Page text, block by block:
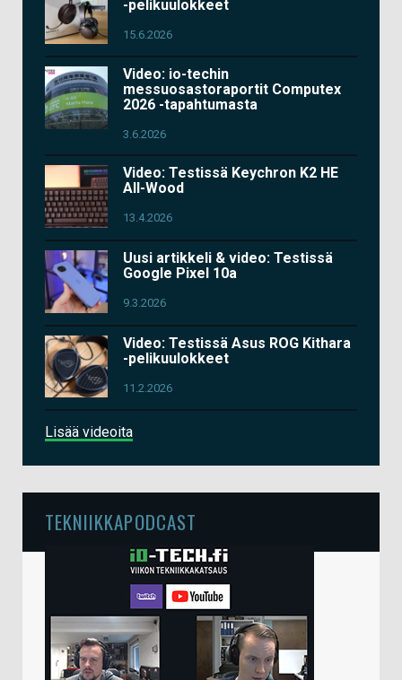
-pelikuulokkeet
15.6.2026
Video: io-techin
messuosastoraportit Computex
2026 -tapahtumasta
3.6.2026
Video: Testissä Keychron K2 HE
All-Wood
13.4.2026
Uusi artikkeli & video: Testissä
Google Pixel 10a
9.3.2026
Video: Testissä Asus ROG Kithara
-pelikuulokkeet
11.2.2026
Lisää videoita
TEKNIIKKAPODCAST